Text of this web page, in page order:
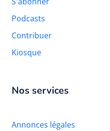
Podcasts
Contribuer
Kiosque
Nos services
Annonces légales